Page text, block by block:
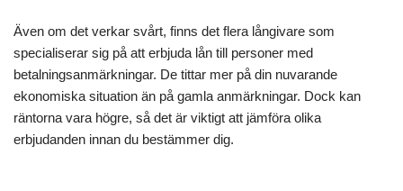
Även om det verkar svårt, finns det flera långivare som
specialiserar sig på att erbjuda lån till personer med
betalningsanmärkningar. De tittar mer på din nuvarande
ekonomiska situation än på gamla anmärkningar. Dock kan
räntorna vara högre, så det är viktigt att jämföra olika
erbjudanden innan du bestämmer dig.